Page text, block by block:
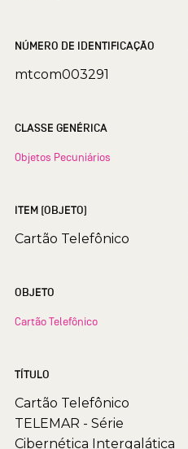
NÚMERO DE IDENTIFICAÇÃO
mtcom003291
CLASSE GENÉRICA
Objetos Pecuniários
ITEM (OBJETO)
Cartão Telefônico
OBJETO
Cartão Telefônico
TÍTULO
Cartão Telefônico
TELEMAR - Série
Cibernética Intergalática